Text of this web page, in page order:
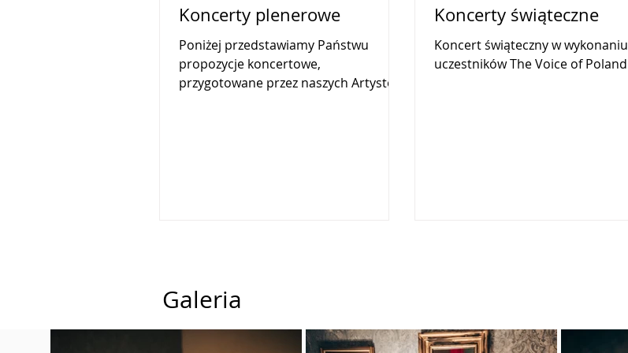
Koncerty plenerowe
Poniżej przedstawiamy Państwu
propozycje koncertowe,
przygotowane przez naszych Artystów,
Koncerty świąteczne
Koncert świąteczny w wykonaniu
uczestników The Voice of Poland
Galeria